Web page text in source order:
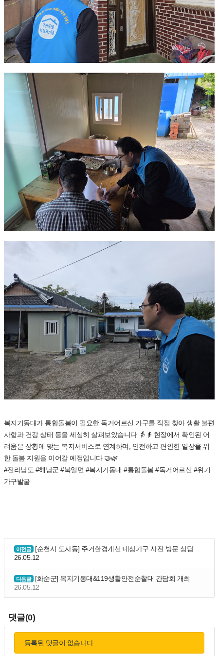
복지기동대가 통합돌봄이 필요한 독거어르신 가구를 직접 찾아 생활 불편
사항과 건강 상태 등을 세심히 살펴보았습니다 👵👴 현장에서 확인된 어
려움은 상황에 맞는 복지서비스로 연계하며, 안전하고 편안한 일상을 위
한 돌봄 지원을 이어갈 예정입니다 🤝🌿
#전라남도 #해남군 #북일면 #복지기동대 #통합돌봄 #독거어르신 #위기
가구발굴
이전글
[순천시 도사동] 주거환경개선 대상가구 사전 방문 상담
26.05.12
다음글
[화순군] 복지기동대&119생활안전순찰대 간담회 개최
26.05.12
댓글(0)
등록된 댓글이 없습니다.